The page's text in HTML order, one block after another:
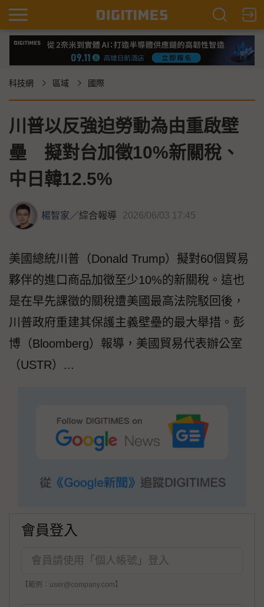
科技網 區域 國際
川普以反強迫勞動為由重啟壁
壘 擬對台加徵10%新關稅、
中日韓12.5%
楊智家／綜合報導 2026/06/03 17:45
美國總統川普（Donald Trump）擬對60個貿易
夥伴的進口商品加徵至少10%的新關稅。這也
是在早先課徵的關稅遭美國最高法院駁回後，
川普政府重建其保護主義壁壘的最大舉措。彭
博（Bloomberg）報導，美國貿易代表辦公室
（USTR）...
會員登入
【範例：user@company.com】